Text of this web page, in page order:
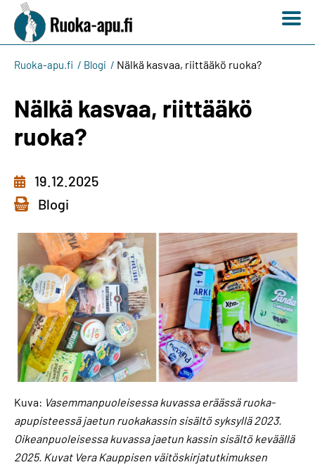
Ruoka-apu.fi Blogi Nälkä kasvaa, riittääkö ruoka?
Nälkä kasvaa, riittääkö
ruoka?
19.12.2025
Blogi
Kuva: Vasemmanpuoleisessa kuvassa eräässä ruoka-
apupisteessä jaetun ruokakassin sisältö syksyllä 2023.
Oikeanpuoleisessa kuvassa jaetun kassin sisältö keväällä
2025. Kuvat Vera Kauppisen väitöskirjatutkimuksen